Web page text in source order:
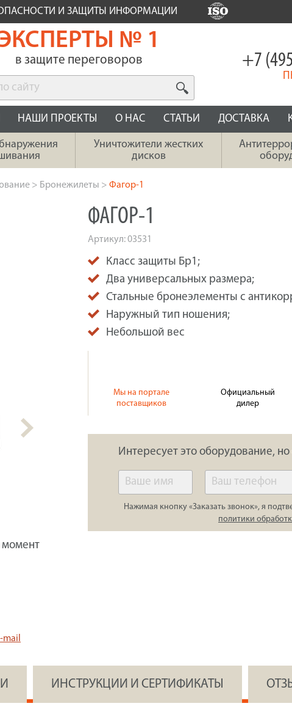
И ЗАЩИТЫ ИНФОРМАЦИИ
№ 1
в защите переговоров +7
НАШИ ПРОЕКТЫ О НАС СТАТЬИ ДОСТАВКА
Уничтожители жестких
дисков
> Бронежилеты > Фагор-1
момент
ФАГОР-1
Артикул:03531
Класс защиты Бр1;
Два универсальных размера;
Стальные бронеэлементы с
Наружный тип ношения;
Небольшой вес
Мы на портале
поставщиков
Официальный
дилер
Интересует это оборудование,
Нажимая кнопку «Заказать звонок», я
политики
ИНСТРУКЦИИ И СЕРТИФИКАТЫ